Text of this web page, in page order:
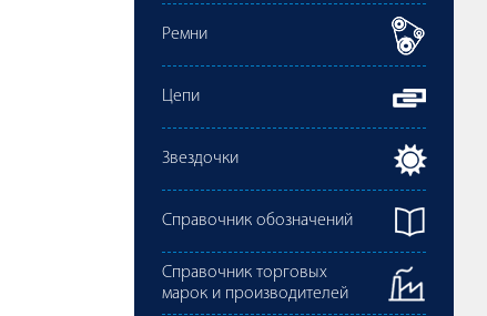
Ремни
Цепи
Звездочки
Справочник обозначений
Справочник торговых
марок и производителей